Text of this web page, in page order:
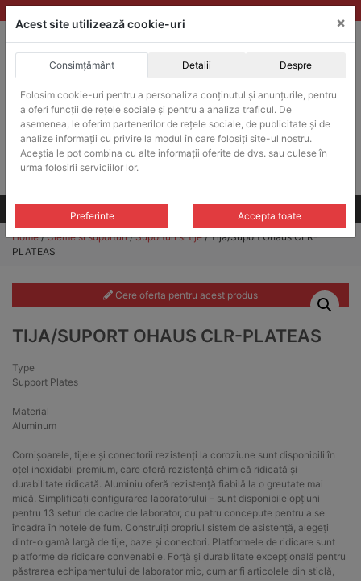
Skip
to
ACHIZITII PUBLICE
Produsele pot fi achizitionate si in sistemul SEAP / SICAP
Products
search
CAUTARE
Toate produsele
Home/Cleme si suporturi/Suporturi si tije/ Tija/Suport Ohaus CLR-
PLATEAS
Cere oferta pentru acest produs
TIJA/SUPORT OHAUS CLR-PLATEAS
Type
Support Plates
Material
Aluminum
Cornișoarele, tijele și conectorii rezistenți la coroziune sunt disponibili în
oțel inoxidabil premium, care oferă rezistență chimică ridicată și
durabilitate ridicată. Aluminiu oferă rezistență fiabilă la o greutate mai
mică. Simplificați configurarea laboratorului – sunt disponibile opțiuni
pentru 13 seturi de cadre de laborator, cu patru concepute pentru a se
încadra în hotele de fum. Construiți propriul sistem de asistență, alegeți
dintr-o gamă largă de tije, baze și conectori. Platformele de ridicare sunt
platforme de ridicare convenabile. Forță și durabilitate excepțională pentru
păstrarea echipamentului de laborator mic, cum ar fi articolele din sticlă,
Acest site utilizează cookie-uri ×
Consimțământ Detalii Despre
Folosim cookie-uri pentru a personaliza conținutul și anunțurile, pentru
a oferi funcții de rețele sociale și pentru a analiza traficul. De
asemenea, le oferim partenerilor de rețele sociale, de publicitate și de
analize informații cu privire la modul în care folosiți site-ul nostru.
Aceștia le pot combina cu alte informații oferite de dvs. sau culese în
urma folosirii serviciilor lor.
Preferinte Accepta toate